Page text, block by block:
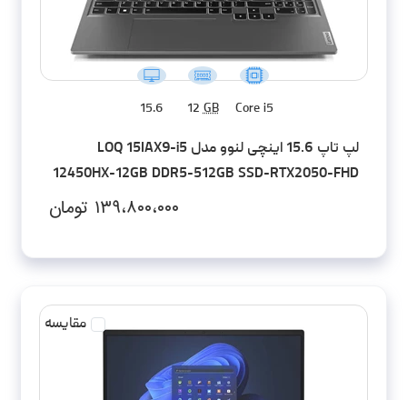
Core i5
12 GB
15.6
لپ تاپ 15.6 اینچی لنوو مدل LOQ 15IAX9-i5
12450HX-12GB DDR5-512GB SSD-RTX2050-FHD
۱۳۹،۸۰۰،۰۰۰ تومان
مقایسه